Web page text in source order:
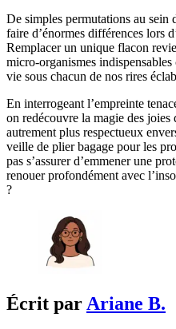
De simples permutations au sein
faire d’énormes différences lors
Remplacer un unique flacon
micro-organismes
vie sous chacun de nos rires
En interrogeant l’empreinte
on redécouvre la magie des joies
autrement plus respectueux
veille de plier bagage pour les
pas s’assurer d’emmener une
renouer profondément avec
?
Écrit par Ariane B.